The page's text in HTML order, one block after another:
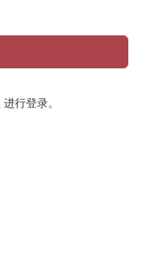
进行登录。